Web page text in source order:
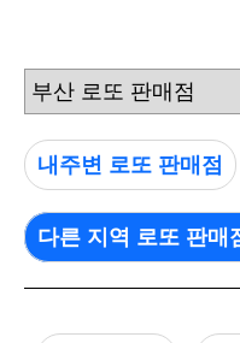
부산 로또 판매점
내주변 로또 판매점
다른 지역 로또 판매